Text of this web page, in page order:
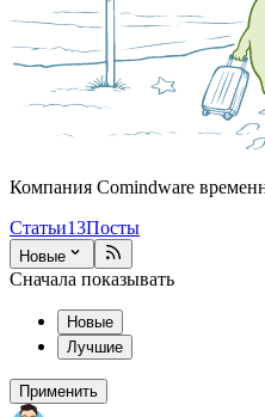
Компания Comindware
Статьи13Посты
Новые
Сначала показывать
Новые
Лучшие
Применить